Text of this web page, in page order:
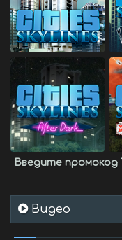
Введите промокод
Видео